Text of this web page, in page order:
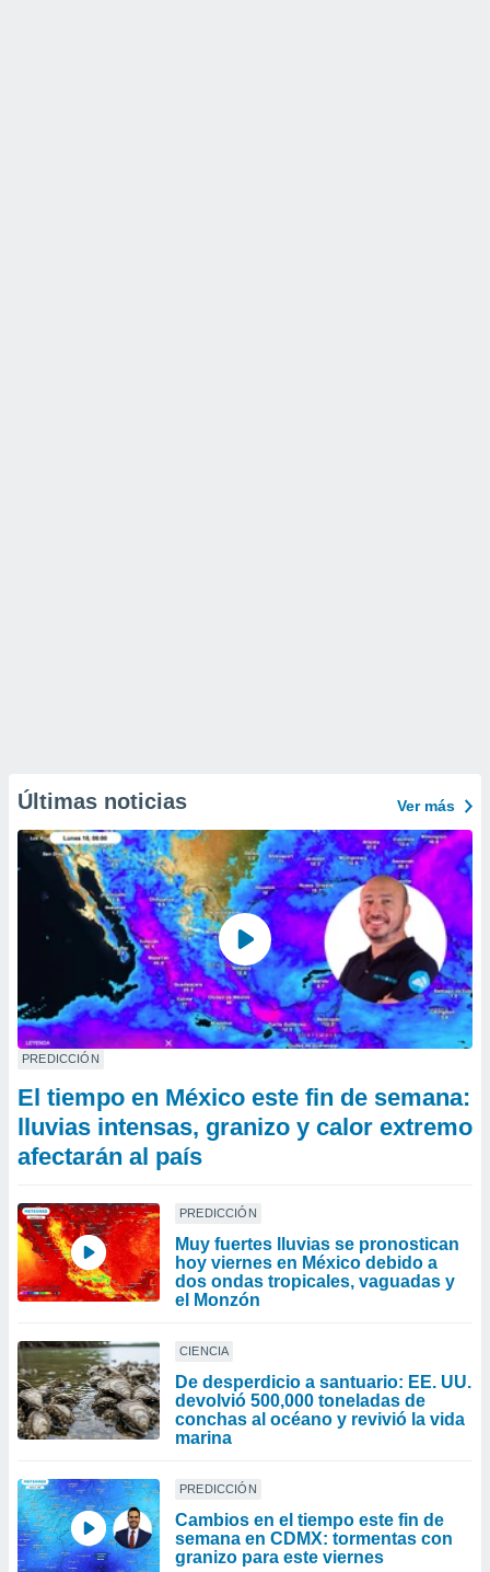
Últimas noticias Ver más
PREDICCIÓN
El tiempo en México este fin de semana:
lluvias intensas, granizo y calor extremo
afectarán al país
PREDICCIÓN
Muy fuertes lluvias se pronostican
hoy viernes en México debido a
dos ondas tropicales, vaguadas y
el Monzón
CIENCIA
De desperdicio a santuario: EE. UU.
devolvió 500,000 toneladas de
conchas al océano y revivió la vida
marina
PREDICCIÓN
Cambios en el tiempo este fin de
semana en CDMX: tormentas con
granizo para este viernes